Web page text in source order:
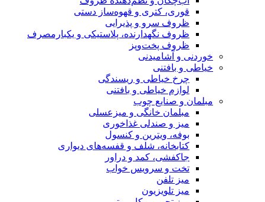
قوری، کتری و قهوه‌ساز دستی
ظروف سرو و پذیرایی
ظروف نگهدارنده، پلاستیکی و یکبارمصرف
ظروف پخت‌وپز
خوردنی و آشامیدنی
خیاطی و بافتنی
چرخ خیاطی و ریسندگی
لوازم خیاطی و بافتنی
مبلمان و صنایع چوب
مبلمان خانگی و میزعسلی
میز و صندلی غذاخوری
بوفه، ویترین و کنسول
کتابخانه، شلف و قفسه‌های دیواری
جاکفشی، کمد و دراور
تخت و سرویس خواب
میز تلفن
میز تلویزیون